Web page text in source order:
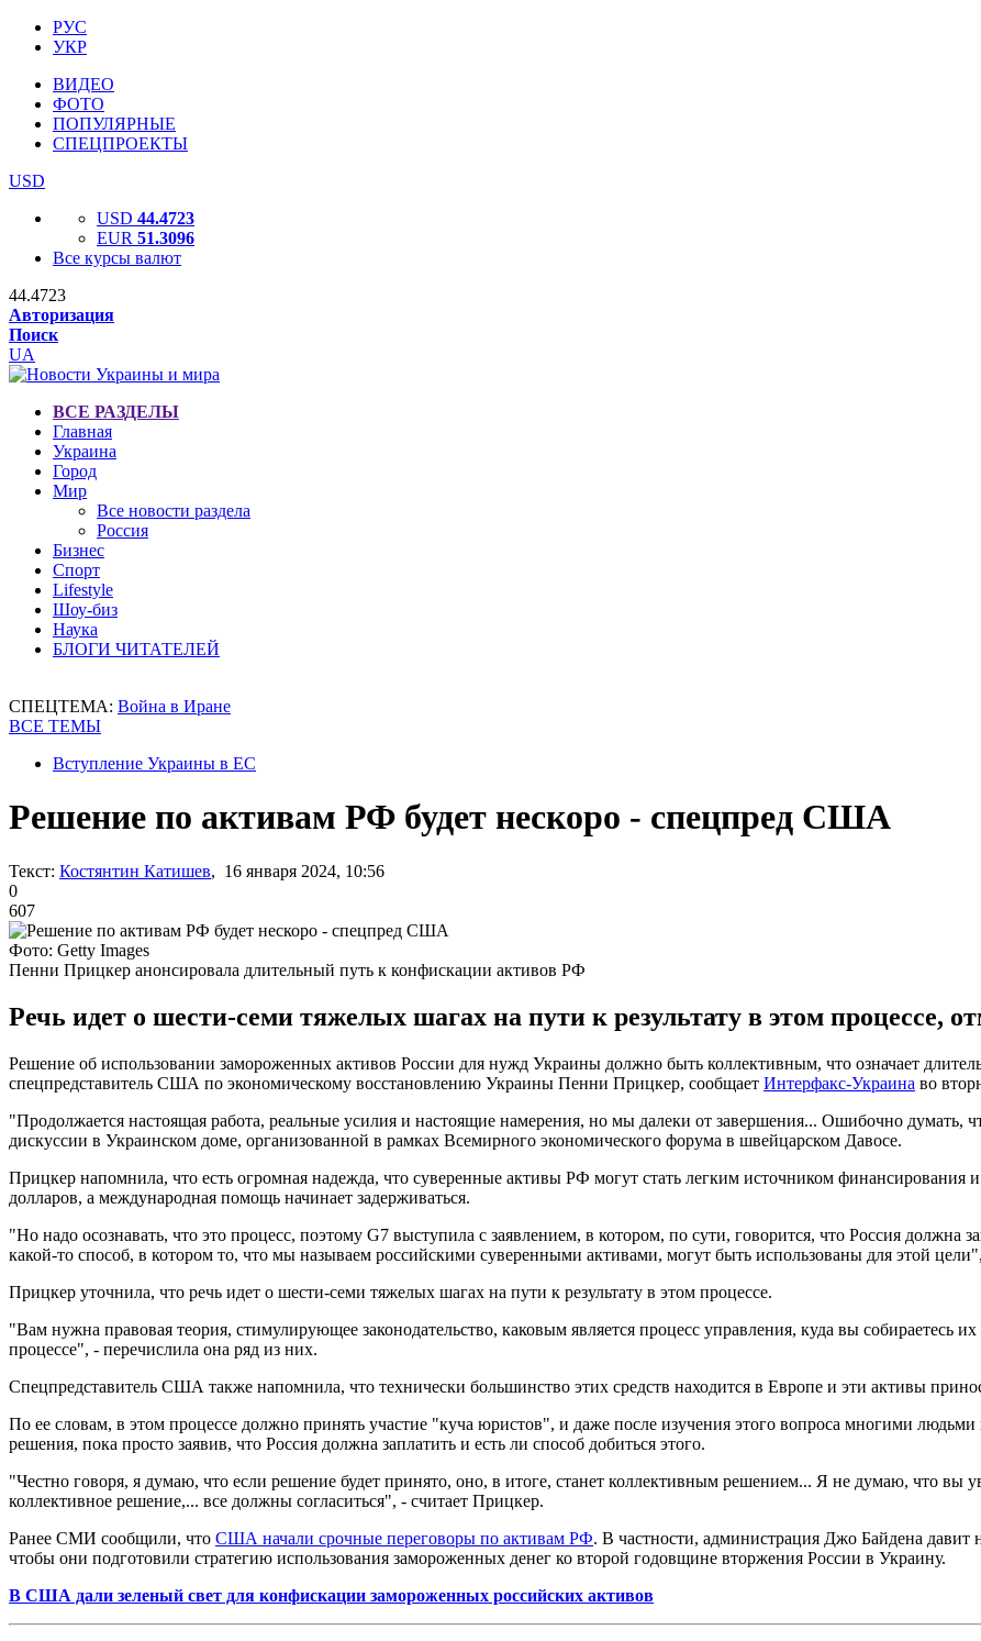
РУС
УКР
ВИДЕО
ФОТО
ПОПУЛЯРНЫЕ
СПЕЦПРОЕКТЫ
USD
USD 44.4723
EUR 51.3096
Все курсы валют
44.4723
Авторизация
Поиск
UA
ВСЕ РАЗДЕЛЫ
Главная
Украина
Город
Мир
Все новости раздела
Россия
Бизнес
Спорт
Lifestyle
Шоу-биз
Наука
БЛОГИ ЧИТАТЕЛЕЙ
СПЕЦТЕМА: Война в Иране
ВСЕ ТЕМЫ
Вступление Украины в ЕС
Решение по активам РФ будет нескоро - спецпред США
Текст: Костянтин Катишев, 16 января 2024, 10:56
0
607
Фото: Getty Images
Пенни Прицкер анонсировала длительный путь к конфискации активов РФ
Речь идет о шести-семи тяжелых шагах на пути к результату в этом процессе,
Решение об использовании замороженных активов России для нужд Украины должно быть коллективным, что означает
спецпредставитель США по экономическому восстановлению Украины Пенни Прицкер, сообщает Интерфакс-Украина во
"Продолжается настоящая работа, реальные усилия и настоящие намерения, но мы далеки от завершения... Ошибочно думать,
дискуссии в Украинском доме, организованной в рамках Всемирного экономического форума в швейцарском Давосе.
Прицкер напомнила, что есть огромная надежда, что суверенные активы РФ могут стать легким источником
долларов, а международная помощь начинает задерживаться.
"Но надо осознавать, что это процесс, поэтому G7 выступила с заявлением, в котором, по сути, говорится, что Россия должна
какой-то способ, в котором то, что мы называем российскими суверенными активами, могут быть использованы для этой
Прицкер уточнила, что речь идет о шести-семи тяжелых шагах на пути к результату в этом процессе.
"Вам нужна правовая теория, стимулирующее законодательство, каковым является процесс управления, куда вы собираетесь
процессе", - перечислила она ряд из них.
Спецпредставитель США также напомнила, что технически большинство этих средств находится в Европе и эти активы
По ее словам, в этом процессе должно принять участие "куча юристов", и даже после изучения этого вопроса многими
решения, пока просто заявив, что Россия должна заплатить и есть ли способ добиться этого.
"Честно говоря, я думаю, что если решение будет принято, оно, в итоге, станет коллективным решением... Я не думаю, что вы
коллективное решение,... все должны согласиться", - считает Прицкер.
Ранее СМИ сообщили, что США начали срочные переговоры по активам РФ. В частности, администрация Джо Байдена
чтобы они подготовили стратегию использования замороженных денег ко второй годовщине вторжения России в Украину.
В США дали зеленый свет для конфискации замороженных российских активов